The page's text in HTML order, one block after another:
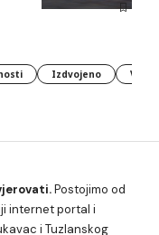
Izdvojeno
Postojimo od
internet portal i
i Tuzlanskog